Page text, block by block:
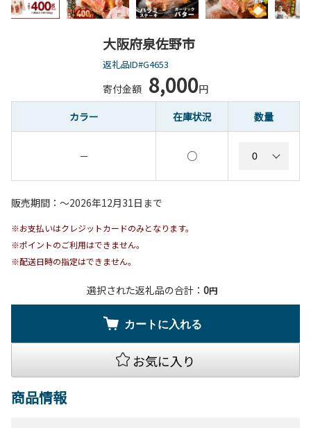
大阪府泉佐野市
返礼品ID#G4653
寄付金額 8,000円
カラー
在庫状況 数量
－ ○
販売期間：〜2026年12月31日まで
※お支払いはクレジットカードのみとなります。
※ポイントのご利用はできません。
※配送日時の指定はできません。
選択された返礼品の合計： 0円
カートに入れる
お気に入り
商品情報